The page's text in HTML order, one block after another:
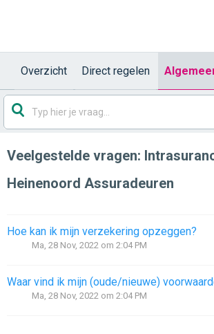
Overzicht Direct regelen
Veelgestelde vragen:
Heinenoord Assuradeuren
Hoe kan ik mijn verzekering opzeggen?
Ma, 28 Nov, 2022 om 2:04 PM
Waar vind ik mijn (oude/nieuwe)
Ma, 28 Nov, 2022 om 2:04 PM